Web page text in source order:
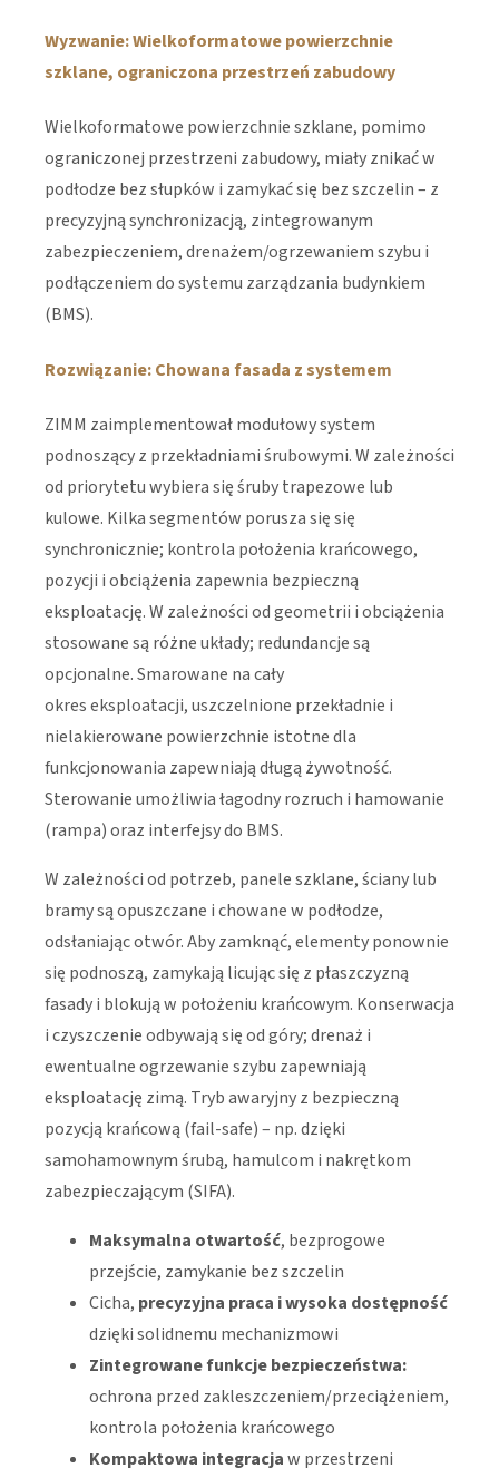
Wyzwanie: Wielkoformatowe powierzchnie
szklane, ograniczona przestrzeń zabudowy
Wielkoformatowe powierzchnie szklane, pomimo
ograniczonej przestrzeni zabudowy, miały znikać w
podłodze bez słupków i zamykać się bez szczelin – z
precyzyjną synchronizacją, zintegrowanym
zabezpieczeniem, drenażem/ogrzewaniem szybu i
podłączeniem do systemu zarządzania budynkiem
(BMS).
Rozwiązanie: Chowana fasada z systemem
ZIMM zaimplementował modułowy system
podnoszący z przekładniami śrubowymi. W zależności
od priorytetu wybiera się śruby trapezowe lub
kulowe. Kilka segmentów porusza się się
synchronicznie; kontrola położenia krańcowego,
pozycji i obciążenia zapewnia bezpieczną
eksploatację. W zależności od geometrii i obciążenia
stosowane są różne układy; redundancje są
opcjonalne. Smarowane na cały
okres eksploatacji, uszczelnione przekładnie i
nielakierowane powierzchnie istotne dla
funkcjonowania zapewniają długą żywotność.
Sterowanie umożliwia łagodny rozruch i hamowanie
(rampa) oraz interfejsy do BMS.
W zależności od potrzeb, panele szklane, ściany lub
bramy są opuszczane i chowane w podłodze,
odsłaniając otwór. Aby zamknąć, elementy ponownie
się podnoszą, zamykają licując się z płaszczyzną
fasady i blokują w położeniu krańcowym. Konserwacja
i czyszczenie odbywają się od góry; drenaż i
ewentualne ogrzewanie szybu zapewniają
eksploatację zimą. Tryb awaryjny z bezpieczną
pozycją krańcową (fail-safe) – np. dzięki
samohamownym śrubą, hamulcom i nakrętkom
zabezpieczającym (SIFA).
Maksymalna otwartość, bezprogowe
przejście, zamykanie bez szczelin
Cicha, precyzyjna praca i wysoka dostępność
dzięki solidnemu mechanizmowi
Zintegrowane funkcje bezpieczeństwa:
ochrona przed zakleszczeniem/przeciążeniem,
kontrola położenia krańcowego
Kompaktowa integracjaw przestrzeni